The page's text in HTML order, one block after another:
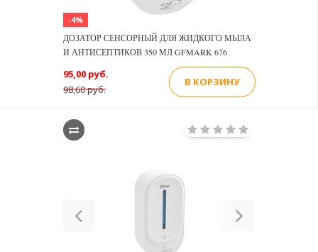
-4%
ДОЗАТОР СЕНСОРНЫЙ ДЛЯ ЖИДКОГО МЫЛА
И АНТИСЕПТИКОВ 350 МЛ GFMARK 676
98,60 руб.
95,00 руб.
В КОРЗИНУ